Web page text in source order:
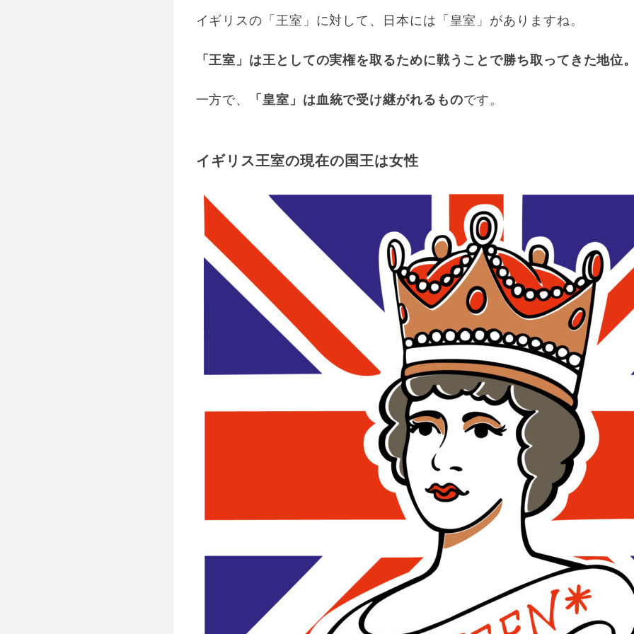
イギリスの「王室」に対して、日本には「皇室」がありますね。
「王室」は王としての実権を取るために戦うことで勝ち取ってきた地位
一方で、 「皇室」は血統で受け継がれるものです。
イギリス王室の現在の国王は女性